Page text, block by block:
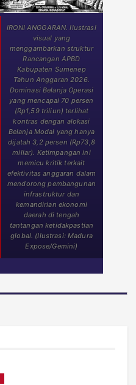
IRONI ANGGARAN. Ilustrasi
visual yang
menggambarkan struktur
Rancangan APBD
Kabupaten Sumenep
Tahun Anggaran 2026.
Dominasi Belanja Operasi
yang mencapai 70 persen
(Rp1,59 triliun) terlihat
kontras dengan alokasi
Belanja Modal yang hanya
dijatah 3,2 persen (Rp73,8
miliar). Ketimpangan ini
memicu kritik terkait
efektivitas anggaran dalam
mendorong pembangunan
infrastruktur dan
kemandirian ekonomi
daerah di tengah
tantangan ketidakpastian
global. (Ilustrasi: Madura
Expose/Gemini)